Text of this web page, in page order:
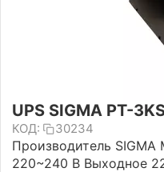
UPS SIGMA PT-
КОД: 30234
Производитель
220~240 В Выходное